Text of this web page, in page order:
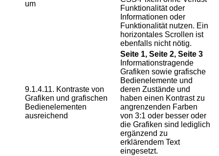
um
Funktionalität oder
Informationen oder
Funktionalität nutzen. Ein
horizontales Scrollen ist
ebenfalls nicht nötig.
9.1.4.11. Kontraste von
Grafiken und grafischen
Bedienelementen
ausreichend
Seite 1, Seite 2, Seite 3
Informationstragende
Grafiken sowie grafische
Bedienelemente und
deren Zustände und
haben einen Kontrast zu
angrenzenden Farben
von 3:1 oder besser oder
die Grafiken sind lediglich
ergänzend zu
erklärendem Text
eingesetzt.